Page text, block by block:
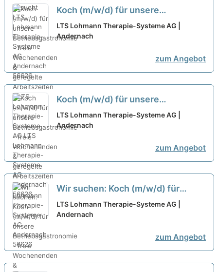
Koch (m/w/d) für unsere
Betriebsgastronomie - freie
Wochenenden & geregelte
Therapie-Systeme AG
neu
LTS Lohmann Therapie-Systeme AG |
Andernach
zum Angebot
Koch (m/w/d) für unsere
Betriebsgastronomie - freie
Wochenenden & geregelte
LTS Lohmann Therapie-Systeme AG |
Andernach
zum Angebot
Wir suchen: Koch (m/w/d) für
unsere Betriebsgastronomie - freie
Wochenenden & geregelte
LTS Lohmann Therapie-Systeme AG |
Andernach
zum Angebot